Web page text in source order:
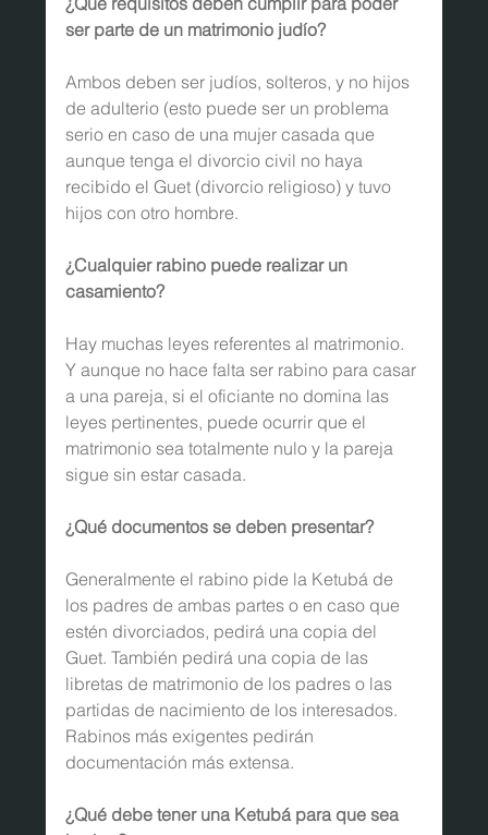
ser parte de un matrimonio judío?
Ambos deben ser judíos, solteros, y no hijos
de adulterio (esto puede ser un problema
serio en caso de una mujer casada que
aunque tenga el divorcio civil no haya
recibido el Guet (divorcio religioso) y tuvo
hijos con otro hombre.
¿Cualquier rabino puede realizar un
casamiento?
Hay muchas leyes referentes al matrimonio.
Y aunque no hace falta ser rabino para casar
a una pareja, si el oficiante no domina las
leyes pertinentes, puede ocurrir que el
matrimonio sea totalmente nulo y la pareja
sigue sin estar casada.
¿Qué documentos se deben presentar?
Generalmente el rabino pide la Ketubá de
los padres de ambas partes o en caso que
estén divorciados, pedirá una copia del
Guet. También pedirá una copia de las
libretas de matrimonio de los padres o las
partidas de nacimiento de los interesados.
Rabinos más exigentes pedirán
documentación más extensa.
¿Qué debe tener una Ketubá para que sea